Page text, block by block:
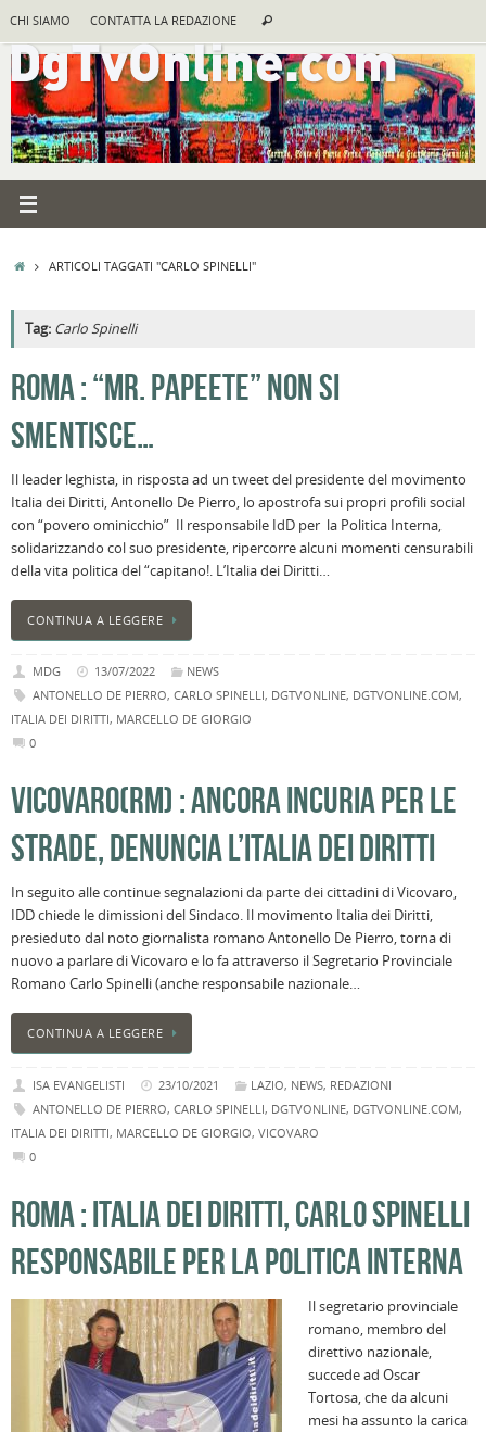
contenuto
CHI SIAMO CONTATTA LA REDAZIONE Cerca
HOMEARTICOLI TAGGATI "CARLO SPINELLI"
Tag: Carlo Spinelli
ROMA : “MR. PAPEETE” NON SI
SMENTISCE…
Il leader leghista, in risposta ad un tweet del presidente del movimento
Italia dei Diritti, Antonello De Pierro, lo apostrofa sui propri profili social
con “povero ominicchio” Il responsabile IdD per la Politica Interna,
solidarizzando col suo presidente, ripercorre alcuni momenti censurabili
della vita politica del “capitano!. L’Italia dei Diritti…
CONTINUA A LEGGERE
MDG 13/07/2022
NEWS
ANTONELLO DE PIERRO, CARLO SPINELLI, DGTVONLINE, DGTVONLINE.COM,
ITALIA DEI DIRITTI, MARCELLO DE GIORGIO
0
VICOVARO(RM) : ANCORA INCURIA PER LE
STRADE, DENUNCIA L’ITALIA DEI DIRITTI
In seguito alle continue segnalazioni da parte dei cittadini di Vicovaro,
IDD chiede le dimissioni del Sindaco. Il movimento Italia dei Diritti,
presieduto dal noto giornalista romano Antonello De Pierro, torna di
nuovo a parlare di Vicovaro e lo fa attraverso il Segretario Provinciale
Romano Carlo Spinelli (anche responsabile nazionale…
CONTINUA A LEGGERE
ISA EVANGELISTI 23/10/2021 LAZIO, NEWS, REDAZIONI
ANTONELLO DE PIERRO, CARLO SPINELLI, DGTVONLINE, DGTVONLINE.COM,
ITALIA DEI DIRITTI, MARCELLO DE GIORGIO, VICOVARO
0
ROMA : ITALIA DEI DIRITTI, CARLO SPINELLI
RESPONSABILE PER LA POLITICA INTERNA
Il segretario provinciale
romano, membro del
direttivo nazionale,
succede ad Oscar
Tortosa, che da alcuni
mesi ha assunto la carica